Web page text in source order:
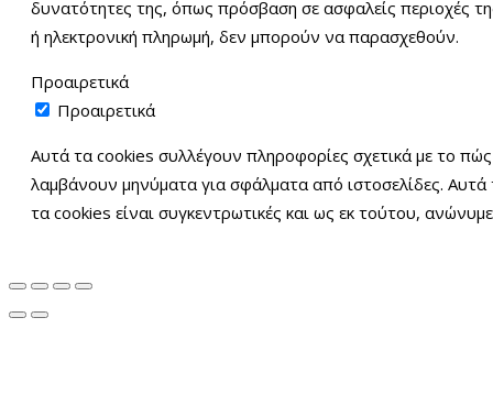
δυνατότητες της, όπως πρόσβαση σε ασφαλείς περιοχές
ή ηλεκτρονική πληρωμή, δεν μπορούν να παρασχεθούν.
Προαιρετικά
Προαιρετικά
Αυτά τα cookies συλλέγουν πληροφορίες σχετικά με το πώς
λαμβάνουν μηνύματα για σφάλματα από ιστοσελίδες.
τα cookies είναι συγκεντρωτικές και ως εκ τούτου,